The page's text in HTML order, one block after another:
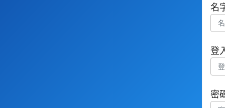
名
登
密